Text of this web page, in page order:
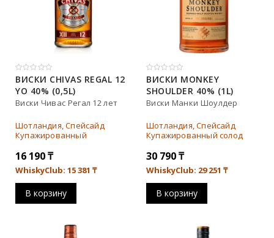
ВИСКИ CHIVAS REGAL 12
YO 40% (0,5L)
Виски Чивас Регал 12 лет
Шотландия, Спейсайд
Купажированный
16 190₸
WhiskyClub: 15 381 ₸
В корзину
ВИСКИ MONKEY
SHOULDER 40% (1L)
Виски Манки Шоулдер
Шотландия, Спейсайд
Купажированный солод
30 790₸
WhiskyClub: 29 251 ₸
В корзину